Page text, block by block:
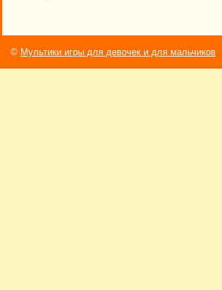
© Мультики игры для девочек и для мальчиков